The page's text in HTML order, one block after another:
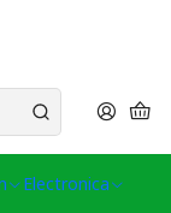
Electronica